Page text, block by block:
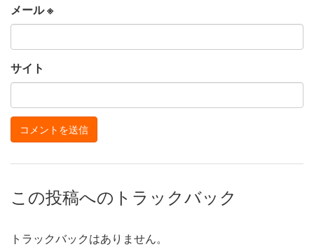
メール※
サイト
この投稿へのトラックバック
トラックバックはありません。